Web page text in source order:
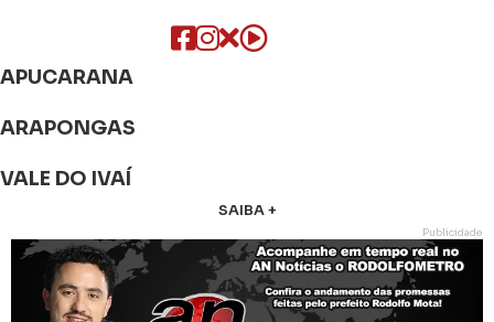
APUCARANA
ARAPONGAS
VALE DO IVAÍ
SAIBA +
Publicidade